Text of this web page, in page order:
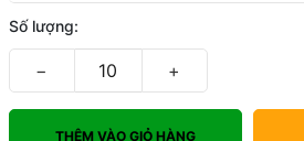
Số lượng:
− +
THÊM VÀO GIỎ HÀNG